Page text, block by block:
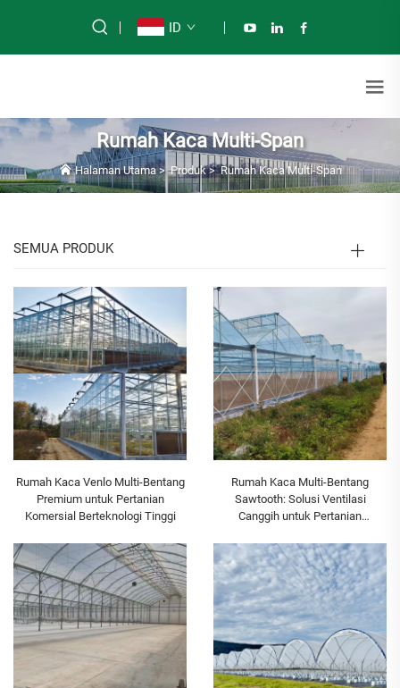
ID
Rumah Kaca Multi-Span
Halaman Utama>Produk>Rumah Kaca Multi-Span
SEMUA PRODUK
Rumah Kaca Venlo Multi-Bentang
Premium untuk Pertanian
Komersial Berteknologi Tinggi
Rumah Kaca Multi-Bentang
Sawtooth: Solusi Ventilasi
Canggih untuk Pertanian